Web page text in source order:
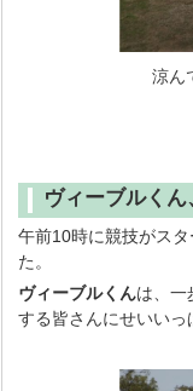
涼ん
ヴィーブルくん
午前10時に競技がス
た。
ヴィーブルくんは、一
する皆さんにせいいっ